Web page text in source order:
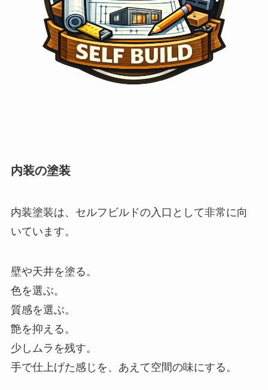
内装の塗装
内装塗装は、セルフビルドの入口として非常に向
いています。
壁や天井を塗る。
色を選ぶ。
質感を選ぶ。
艶を抑える。
少しムラを残す。
手で仕上げた感じを、あえて空間の味にする。